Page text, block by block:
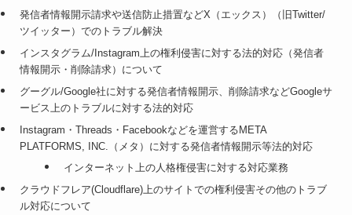
発信者情報開示請求や送信防止措置などX（エックス）（旧Twitter/
ツイッター）でのトラブル解決
インスタグラム/Instagram上の権利侵害に対する法的対応（発信者
情報開示・削除請求）について
グーグル/Google社に対する発信者情報開示、削除請求などGoogleサ
ービス上のトラブルに対する法的対応
Instagram・Threads・Facebookなどを運営するMETA
PLATFORMS, INC.（メタ）に対する発信者情報開示等法的対応
インターネット上の人格権侵害に対する対応業務
クラウドフレア(Cloudflare)上のサイトでの権利侵害その他のトラブ
ル対応について